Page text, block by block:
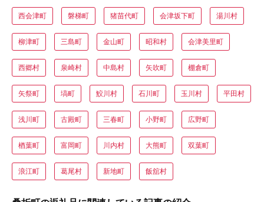
西会津町 磐梯町 猪苗代町 会津坂下町 湯川村
柳津町 三島町 金山町 昭和村 会津美里町
西郷村 泉崎村 中島村 矢吹町 棚倉町
矢祭町 塙町 鮫川村 石川町 玉川村 平田村
浅川町 古殿町 三春町 小野町 広野町
楢葉町 富岡町 川内村 大熊町 双葉町
浪江町 葛尾村 新地町 飯舘村